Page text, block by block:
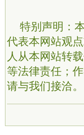
特别声明：
代表本网站观
人从本网站转
等法律责任；
请与我们接洽。